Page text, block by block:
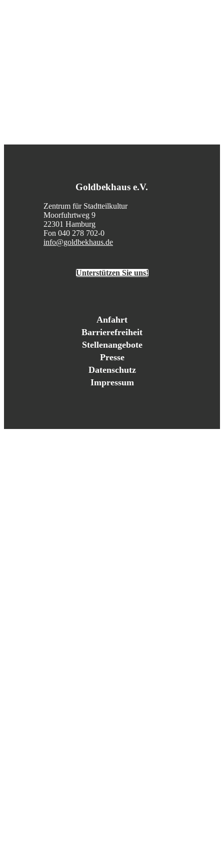
Goldbekhaus e.V.
Zentrum für Stadtteilkultur
Moorfuhrtweg 9
22301 Hamburg
Fon 040 278 702-0
info@goldbekhaus.de
Unterstützen Sie uns!
Anfahrt
Barrierefreiheit
Stellenangebote
Presse
Datenschutz
Impressum